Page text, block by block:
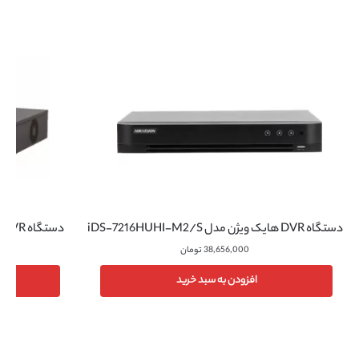
دستگاه DVR هایک ویژن مدل iDS-7216HUHI-M2/S
38,656,000تومان
افزودن به سبد خرید
دستگاه NVR هایک ویژن مدل DS-7716NI-K4/16P